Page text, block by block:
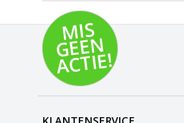
MI
S
G
E
E
N
A
C
TI
E!